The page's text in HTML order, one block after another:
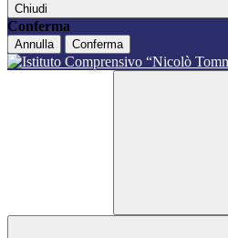
Chiudi
Conferma
Annulla Conferma